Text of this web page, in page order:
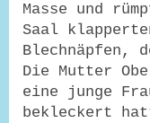
Masse und
Saal
Blechnäpfen,
Die Mutter
eine junge
bekleckert